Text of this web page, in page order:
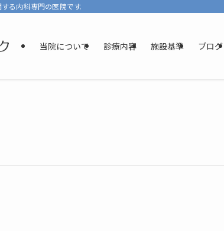
る内科専門の医院です。少しでもリラックスして診療を受けて
当院について 診療内容 施設基準 ブログ